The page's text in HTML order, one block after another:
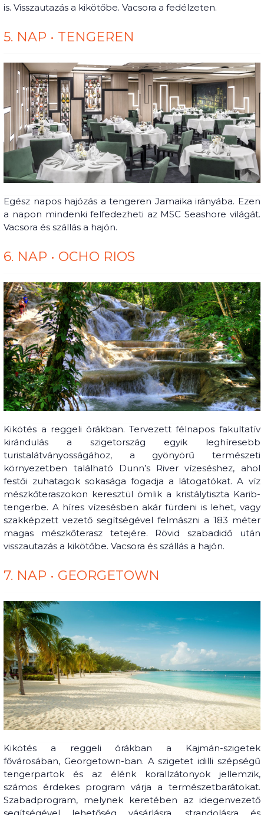
is. Visszautazás a kikötőbe. Vacsora a fedélzeten.
5. NAP • TENGEREN
Egész napos hajózás a tengeren Jamaika irányába. Ezen
a napon mindenki felfedezheti az MSC Seashore világát.
Vacsora és szállás a hajón.
6. NAP • OCHO RIOS
Kikötés a reggeli órákban. Tervezett félnapos fakultatív
kirándulás a szigetország egyik leghíresebb
turistalátványosságához, a gyönyörű természeti
környezetben található Dunn’s River vízeséshez, ahol
festői zuhatagok sokasága fogadja a látogatókat. A víz
mészkőteraszokon keresztül ömlik a kristálytiszta Karib-
tengerbe. A híres vízesésben akár fürdeni is lehet, vagy
szakképzett vezető segítségével felmászni a 183 méter
magas mészkőterasz tetejére. Rövid szabadidő után
visszautazás a kikötőbe. Vacsora és szállás a hajón.
7. NAP • GEORGETOWN
Kikötés a reggeli órákban a Kajmán-szigetek
fővárosában, Georgetown-ban. A szigetet idilli szépségű
tengerpartok és az élénk korallzátonyok jellemzik,
számos érdekes program várja a természetbarátokat.
Szabadprogram, melynek keretében az idegenvezető
segítségével lehetőség vásárlásra, strandolásra és